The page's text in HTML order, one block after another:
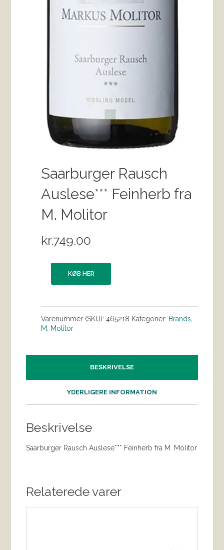
Saarburger Rausch
Auslese*** Feinherb fra
M. Molitor
kr.749.00
KØB HER
Varenummer (SKU):465218 Kategorier: Brands
M. Molitor
BESKRIVELSE
YDERLIGERE INFORMATION
Beskrivelse
Saarburger Rausch Auslese*** Feinherb fra M. Molitor
Relaterede varer